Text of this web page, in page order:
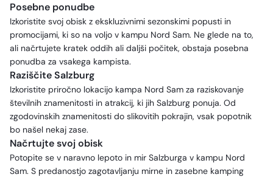
Posebne ponudbe
Izkoristite svoj obisk z ekskluzivnimi sezonskimi popusti in
promocijami, ki so na voljo v kampu Nord Sam. Ne glede na to,
ali načrtujete kratek oddih ali daljši počitek, obstaja posebna
ponudba za vsakega kampista.
Raziščite Salzburg
Izkoristite priročno lokacijo kampa Nord Sam za raziskovanje
številnih znamenitosti in atrakcij, ki jih Salzburg ponuja. Od
zgodovinskih znamenitosti do slikovitih pokrajin, vsak popotnik
bo našel nekaj zase.
Načrtujte svoj obisk
Potopite se v naravno lepoto in mir Salzburga v kampu Nord
Sam. S predanostjo zagotavljanju mirne in zasebne kamping